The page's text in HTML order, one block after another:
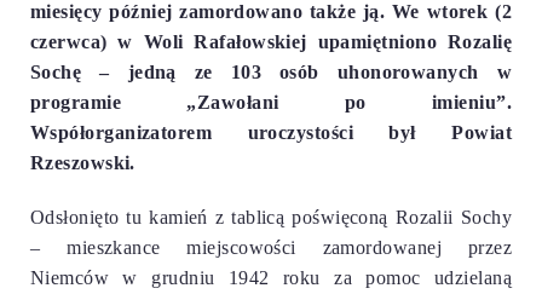
miesięcy później zamordowano także ją. We wtorek (2
czerwca) w Woli Rafałowskiej upamiętniono Rozalię
Sochę – jedną ze 103 osób uhonorowanych w
programie „Zawołani po imieniu”.
Współorganizatorem uroczystości był Powiat
Rzeszowski.
Odsłonięto tu kamień z tablicą poświęconą Rozalii Sochy
– mieszkance miejscowości zamordowanej przez
Niemców w grudniu 1942 roku za pomoc udzielaną